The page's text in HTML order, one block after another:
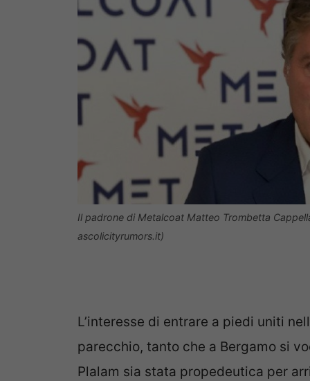
Il padrone di Metalcoat Matteo Trombetta
ascolicityrumors.it)
L’interesse di entrare a piedi uniti
parecchio, tanto che a Bergamo si
Plalam sia stata propedeutica per